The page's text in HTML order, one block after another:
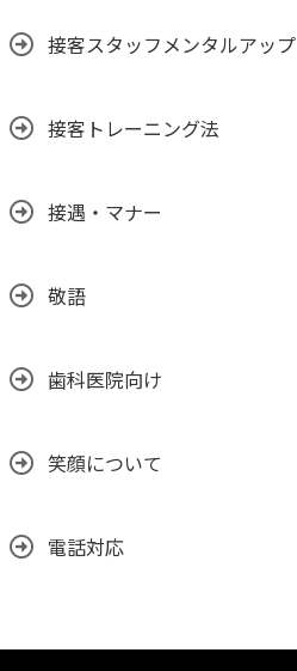
接客スタッフメンタルアップ
接客トレーニング法
接遇・マナー
敬語
歯科医院向け
笑顔について
電話対応